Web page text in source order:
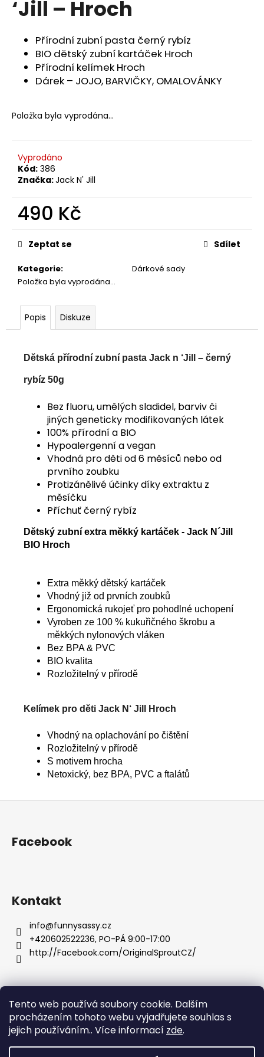
Tento web používá soubory cookie. Dalším
procházením tohoto webu vyjadřujete souhlas s
jejich používáním.. Více informací zde.
‘Jill – Hroch
Přírodní zubní pasta černý rybíz
BIO dětský zubní kartáček Hroch
Přírodní kelímek Hroch
Dárek – JOJO, BARVIČKY, OMALOVÁNKY
Položka byla vyprodána…
Vyprodáno
Kód: 386
Značka:Jack N' Jill
490 Kč
Měrná
cena:
Kategorie:
Dárkové sady
Položka byla vyprodána…
Zeptat se Sdílet
Popis Diskuze
Dětská přírodní zubní pasta Jack n ‘Jill – černý
rybíz 50g
Bez fluoru, umělých sladidel, barviv či
jiných geneticky modifikovaných látek
100% přírodní a BIO
Hypoalergenní a vegan
Vhodná pro děti od 6 měsíců nebo od
prvního zoubku
Protizánělivé účinky díky extraktu z
měsíčku
Příchuť černý rybíz
Dětský zubní extra měkký kartáček - Jack N´Jill
BIO Hroch
Extra měkký dětský kartáček
Vhodný již od prvních zoubků
Ergonomická rukojeť pro pohodlné uchopení
Vyroben ze 100 % kukuřičného škrobu a
měkkých nylonových vláken
Bez BPA & PVC
BIO kvalita
Rozložitelný v přírodě
Kelímek pro děti Jack N‘ Jill Hroch
Vhodný na oplachování po čištění
Rozložitelný v přírodě
S motivem hrocha
Netoxický, bez BPA, PVC a ftalátů
a
D
o
p
o
č
u
e
VOUCHER
LOCIKA
COP
Facebook
Kontakt
info@funnysassy.cz
+420602522236, PO-PÁ 9:00-17:00
http://Facebook.com/OriginalSproutCZ/
Facebook Funny Sassy Instagram
facebook 2
funnysassy.cz